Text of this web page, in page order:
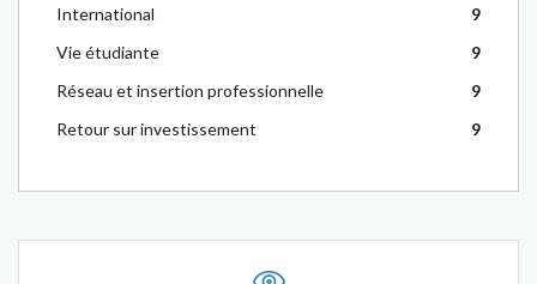
International
9
Vie étudiante
9
Réseau et insertion professionnelle
9
Retour sur investissement
9